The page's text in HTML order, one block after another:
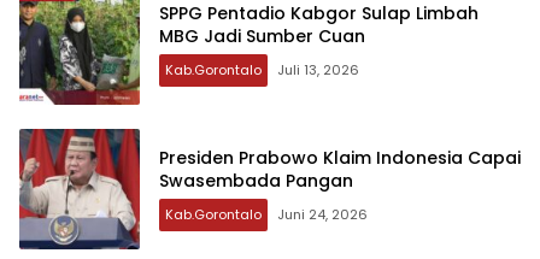
‎SPPG Pentadio Kabgor Sulap Limbah
MBG Jadi Sumber Cuan ‎‎
Kab.Gorontalo Juli 13, 2026
Presiden Prabowo Klaim Indonesia Capai
Swasembada Pangan
Kab.Gorontalo Juni 24, 2026